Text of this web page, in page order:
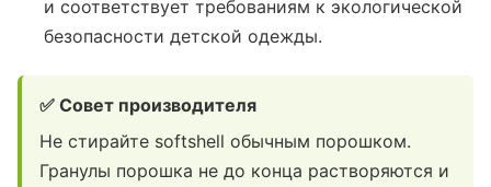
и соответствует требованиям к экологической
безопасности детской одежды.
✅ Совет производителя
Не стирайте softshell обычным порошком.
Гранулы порошка не до конца растворяются и